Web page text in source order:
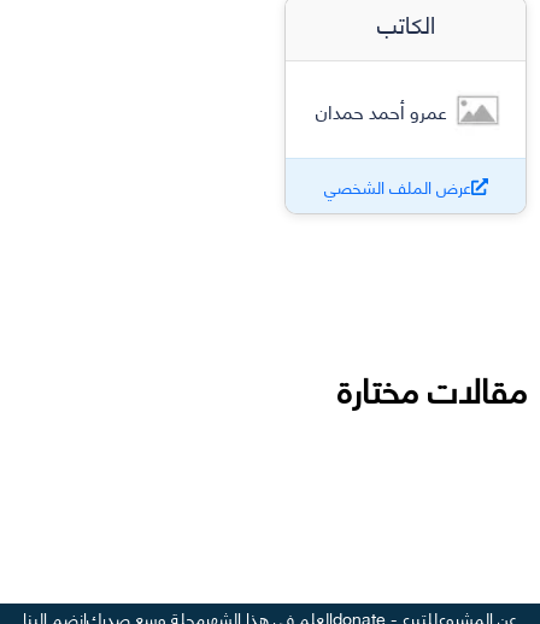
الكاتب
عمرو أحمد حمدان
عرض الملف الشخصي
مقالات مختارة
عن المشروعللتبرع - donate العلم في هذا الشهرمجلة وسع صدركانضم إلينا